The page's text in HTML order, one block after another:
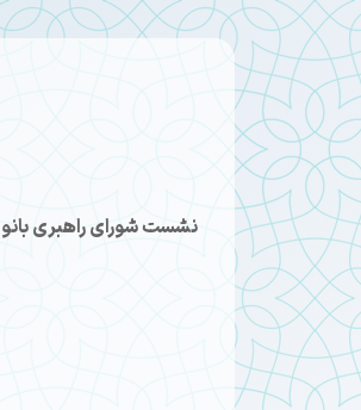
نشست شورای راهبری